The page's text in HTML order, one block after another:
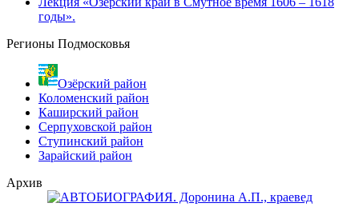
годы».
Регионы Подмосковья
Озёрский район
Коломенский район
Каширский район
Серпуховской район
Ступинский район
Зарайский район
Архив